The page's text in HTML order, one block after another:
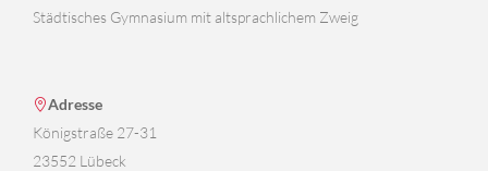
Städtisches Gymnasium mit altsprachlichem Zweig
Adresse
Königstraße 27-31
23552 Lübeck